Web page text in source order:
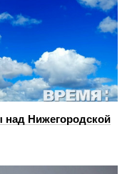
над Нижегородской